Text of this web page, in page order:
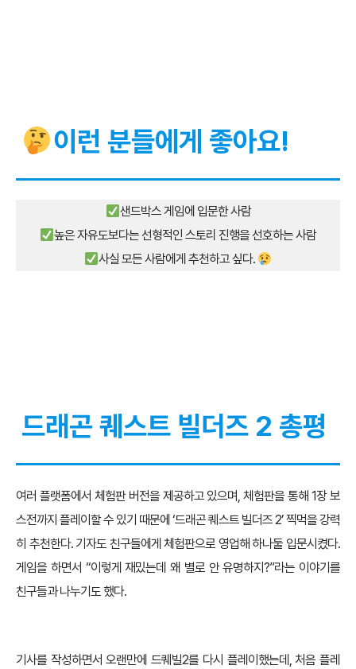
이런 분들에게 좋아요!
샌드박스 게임에 입문한 사람
높은 자유도보다는 선형적인 스토리 진행을 선호하는 사람
사실 모든 사람에게 추천하고 싶다.
드래곤 퀘스트 빌더즈 2 총평
여러 플랫폼에서 체험판 버전을 제공하고 있으며, 체험판을 통해 1장 보
스전까지 플레이할 수 있기 때문에 ‘드래곤 퀘스트 빌더즈 2’ 찍먹을 강력
히 추천한다. 기자도 친구들에게 체험판으로 영업해 하나둘 입문시켰다.
게임을 하면서 “이렇게 재밌는데 왜 별로 안 유명하지?”라는 이야기를
친구들과 나누기도 했다.
기사를 작성하면서 오랜만에 드퀘빌2를 다시 플레이했는데, 처음 플레